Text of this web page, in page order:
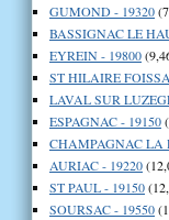
GUMOND - 19320
BASSIGNAC LE
EYREIN - 19800
ST HILAIRE
LAVAL SUR
ESPAGNAC - 19150
CHAMPAGNAC LA
AURIAC - 19220
ST PAUL - 19150
SOURSAC - 19550